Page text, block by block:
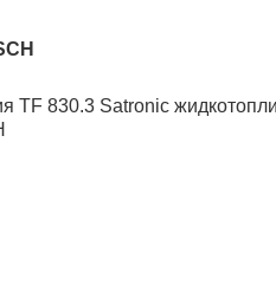
TF 830.3 Satronic